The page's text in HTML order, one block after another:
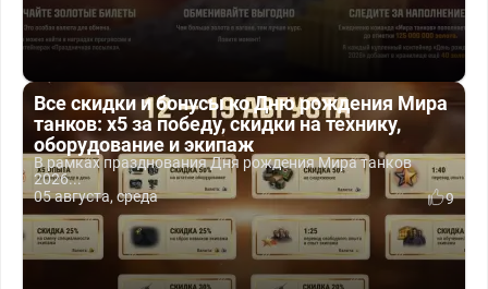
Все скидки и бонусы ко Дню рождения Мира
танков: x5 за победу, скидки на технику,
оборудование и экипаж
В рамках празднования Дня рождения Мира танков
2026...
05 августа, среда
9